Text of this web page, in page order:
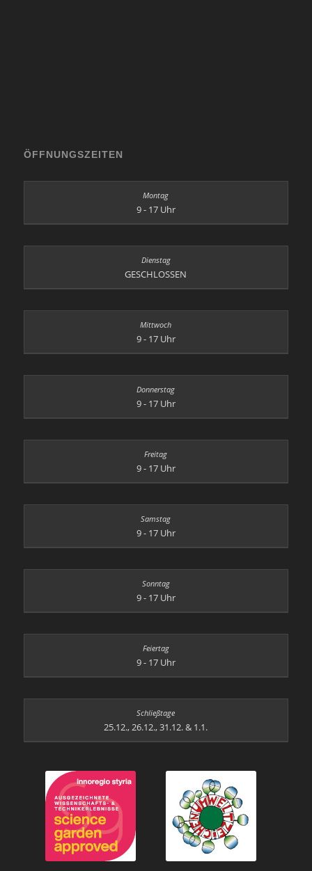
ÖFFNUNGSZEITEN
9 - 17 Uhr
GESCHLOSSEN
9 - 17 Uhr
9 - 17 Uhr
9 - 17 Uhr
9 - 17 Uhr
9 - 17 Uhr
9 - 17 Uhr
25.12., 26.12., 31.12. & 1.1.